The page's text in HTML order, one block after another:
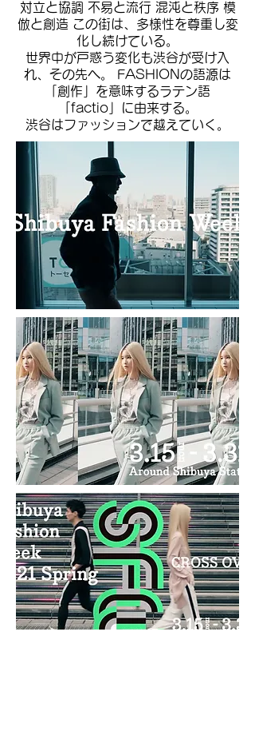
対立と協調 不易と流行 混沌と秩序 模
倣と創造 この街は、多様性を尊重し変
化し続けている。
世界中が戸惑う変化も渋谷が受け入
れ、その先へ。 FASHIONの語源は
「創作」を意味するラテン語
「factio」に由来する。
渋谷はファッションで越えていく。